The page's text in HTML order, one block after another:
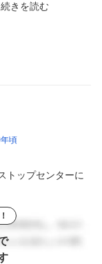
続きを読む
頃
トップセンターに